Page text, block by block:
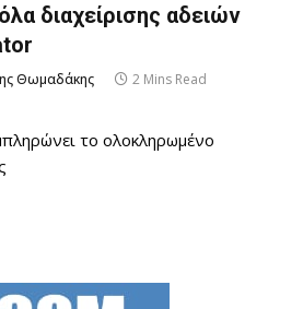
διαχείρισης αδειών
Θωμαδάκης
2 Mins Read
το ολοκληρωμένο